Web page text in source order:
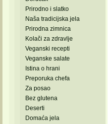
Prirodno i slatko
Naša tradicijska jela
Prirodna zimnica
Kolači za zdravlje
Veganski recepti
Veganske salate
Istina o hrani
Preporuka chefa
Za posao
Bez glutena
Deserti
Domaća jela